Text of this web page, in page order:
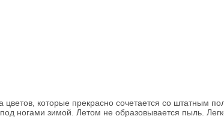
цветов, которые прекрасно сочетается со штатным
ногами зимой. Летом не образовывается пыль.